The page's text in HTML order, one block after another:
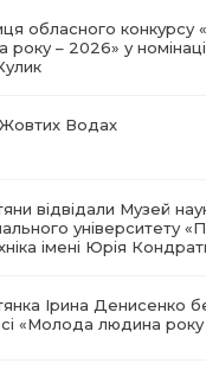
обласного конкурсу
року – 2026» у
Жовтих Водах
відвідали Музей
університету
імені Юрія
Ірина Денисенко
«Молода людина